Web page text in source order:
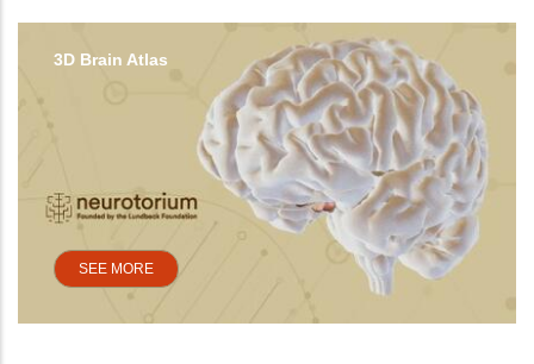
3D Brain Atlas
SEE MORE